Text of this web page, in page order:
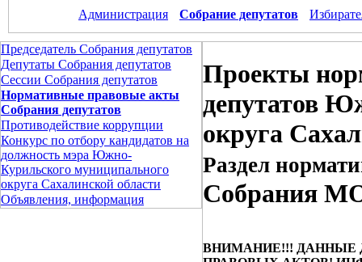
Администрация Собрание депутатов
Председатель Собрания депутатов
Депутаты Собрания депутатов
Сессии Собрания депутатов
Нормативные правовые акты
Собрания депутатов
Противодействие коррупции
Конкурс по отбору кандидатов на
должность мэра Южно-
Курильского муниципального
округа Сахалинской области
Объявления, информация
Проекты
депутатов
округа
Раздел
Собрания
ВНИМАНИЕ!!!